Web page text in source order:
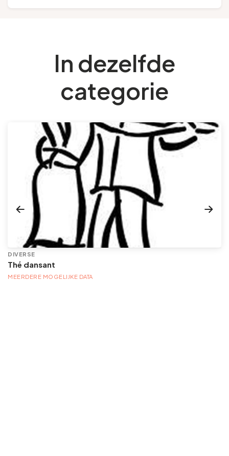
In dezelfde
categorie
DIVERSE
Thé dansant
MEERDERE MOGELIJKE DATA